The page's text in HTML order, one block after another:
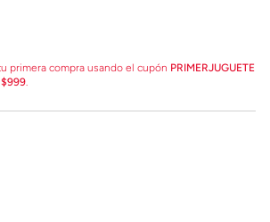
primera compra usando el cupón PRIMERJUGUETE
$999.